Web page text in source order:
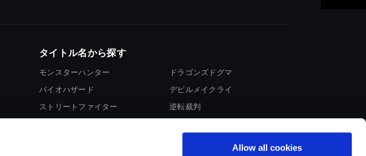
Allow all cookies
タイトル名から探す
モンスターハンター
バイオハザード
ストリートファイター
ドラゴンズドグマ
デビルメイクライ
逆転裁判